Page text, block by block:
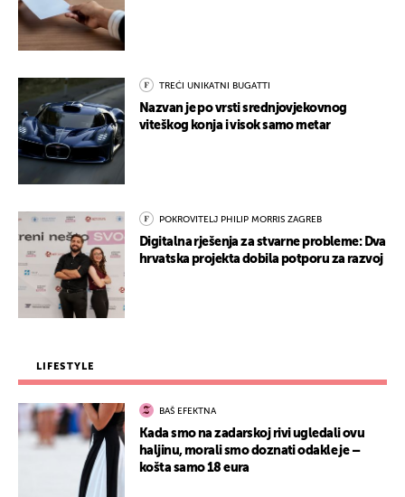
TREĆI UNIKATNI BUGATTI
Nazvan je po vrsti srednjovjekovnog
viteškog konja i visok samo metar
POKROVITELJ PHILIP MORRIS ZAGREB
Digitalna rješenja za stvarne probleme: Dva
hrvatska projekta dobila potporu za razvoj
LIFESTYLE
BAŠ EFEKTNA
Kada smo na zadarskoj rivi ugledali ovu
haljinu, morali smo doznati odakle je –
košta samo 18 eura